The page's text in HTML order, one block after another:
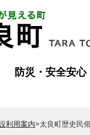
防災・安全安心
利用案内>太良町歴史民